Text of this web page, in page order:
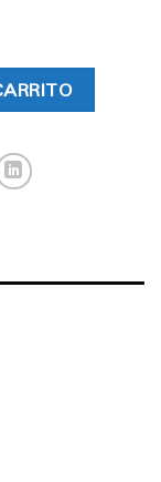
cantidad